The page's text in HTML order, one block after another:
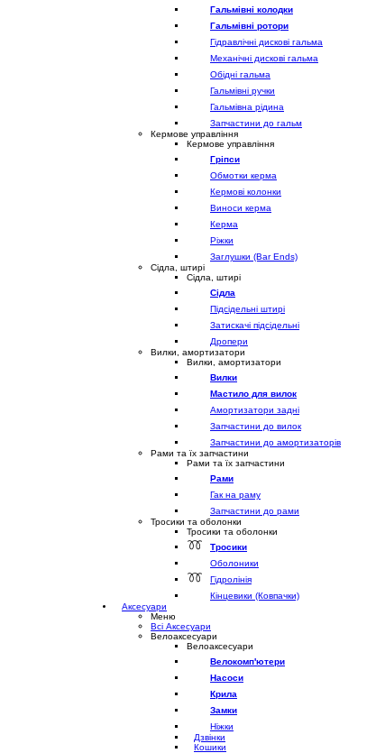
Гальмівні колодки
Гальмівні ротори
Гідравлічні дискові гальма
Механічні дискові гальма
Обідні гальма
Гальмівні ручки
Гальмівна рідина
Запчастини до гальм
Кермове управління
Кермове управління
Гріпси
Обмотки керма
Кермові колонки
Виноси керма
Керма
Ріжки
Заглушки (Bar Ends)
Сідла, штирі
Сідла, штирі
Сідла
Підсідельні штирі
Затискачі підсідельні
Дропери
Вилки, амортизатори
Вилки, амортизатори
Вилки
Мастило для вилок
Амортизатори задні
Запчастини до вилок
Запчастини до амортизаторів
Рами та їх запчастини
Рами та їх запчастини
Рами
Гак на раму
Запчастини до рами
Тросики та оболонки
Тросики та оболонки
Тросики
Оболоники
Гідролінія
Кінцевики (Ковпачки)
Аксесуари
Меню
Всі Аксесуари
Велоаксесуари
Велоаксесуари
Велокомп'ютери
Насоси
Крила
Замки
Ніжки
Дзвінки
Кошики